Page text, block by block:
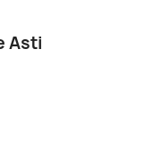
Asti